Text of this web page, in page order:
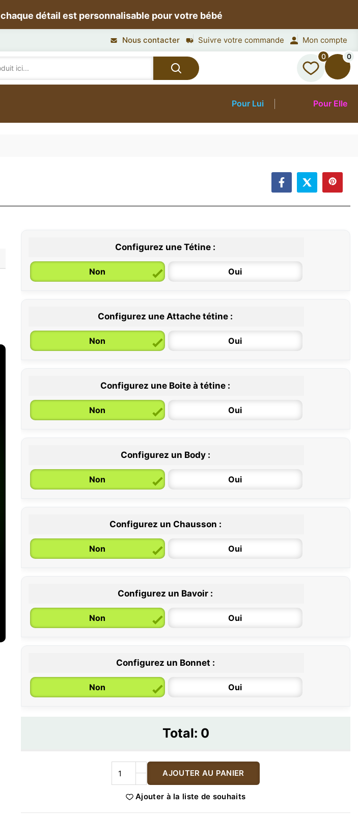
chaque détail est personnalisable pour votre bébé
Nous contacter Suivre votre commande Mon compte
0 0
Pour Lui Pour Elle
Configurez une Tétine :
Non Oui
0 / 6 mois
Configurez une Attache tétine :
Non Oui
Configurez une Boite à tétine :
Non Oui
Configurez un Body :
Non Oui
6 / 12 mois
Configurez un Chausson :
Non Oui
Configurez un Bavoir :
Non Oui
Configurez un Bonnet :
Non Oui
Total: 0
AJOUTER AU PANIER
Ajouter à la liste de souhaits